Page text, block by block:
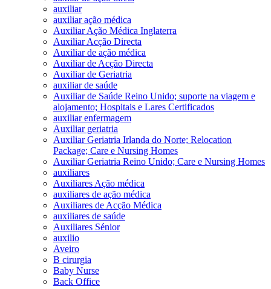
auxiliar
auxiliar ação médica
Auxiliar Ação Médica Inglaterra
Auxiliar Acção Directa
Auxiliar de ação médica
Auxiliar de Acção Directa
Auxiliar de Geriatria
auxiliar de saúde
Auxiliar de Saúde Reino Unido; suporte na viagem e
alojamento; Hospitais e Lares Certificados
auxiliar enfermagem
Auxiliar geriatria
Auxiliar Geriatria Irlanda do Norte; Relocation
Package; Care e Nursing Homes
Auxiliar Geriatria Reino Unido; Care e Nursing Homes
auxiliares
Auxiliares Ação médica
auxiliares de ação médica
Auxiliares de Acção Médica
auxiliares de saúde
Auxiliares Sénior
auxilio
Aveiro
B cirurgia
Baby Nurse
Back Office